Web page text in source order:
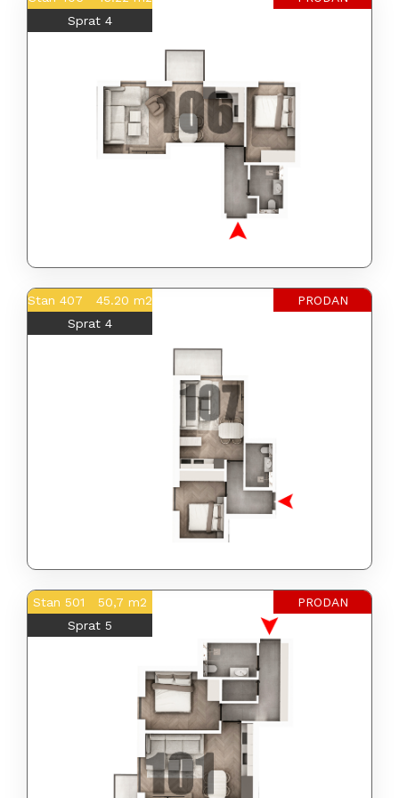
Sprat 4
Stan 407 45.20 m2
Sprat 4
PRODAN
Stan 501 50,7 m2
Sprat 5
PRODAN